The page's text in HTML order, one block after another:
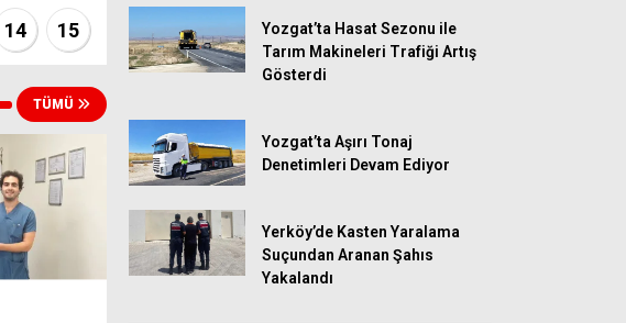
14 15
TÜMÜ
Yozgat’ta Hasat Sezonu ile
Tarım Makineleri Trafiği Artış
Gösterdi
Yozgat’ta Aşırı Tonaj
Denetimleri Devam Ediyor
Yerköy’de Kasten Yaralama
Suçundan Aranan Şahıs
Yakalandı